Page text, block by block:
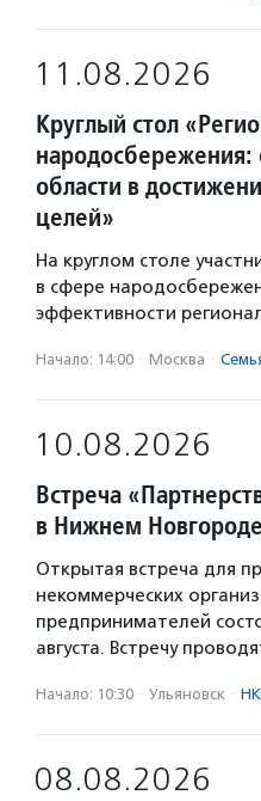
11.08.2026
Круглый стол
народосбережения:
области в
целей»
На круглом столе
в сфере
эффективности
Начало: 14:00 · Москва ·
10.08.2026
Встреча
в Нижнем Новгороде
Открытая встреча для
некоммерческих
предпринимателей
августа. Встречу
Начало: 10:30 · Ульяновск ·
08.08.2026